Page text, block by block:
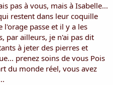
pas à vous, mais à Isabelle...
restent dans leur coquille
l'orage passe et il y a les
par ailleurs, je n'ai pas dit
à jeter des pierres et
prenez soins de vous Pois
du monde réel, vous avez